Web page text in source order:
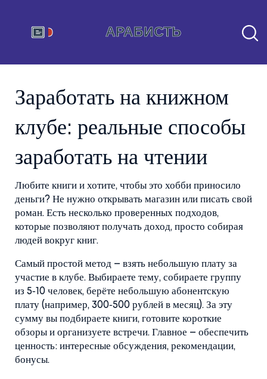
Заработать на книжном
клубе: реальные способы
заработать на чтении
Любите книги и хотите, чтобы это хобби приносило
деньги? Не нужно открывать магазин или писать свой
роман. Есть несколько проверенных подходов,
которые позволяют получать доход, просто собирая
людей вокруг книг.
Самый простой метод – взять небольшую плату за
участие в клубе. Выбираете тему, собираете группу
из 5‑10 человек, берёте небольшую абонентскую
плату (например, 300‑500 рублей в месяц). За эту
сумму вы подбираете книги, готовите короткие
обзоры и организуете встречи. Главное – обеспечить
ценность: интересные обсуждения, рекомендации,
бонусы.